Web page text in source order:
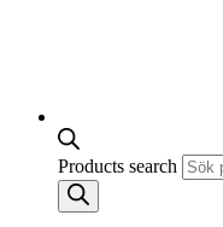
Products search